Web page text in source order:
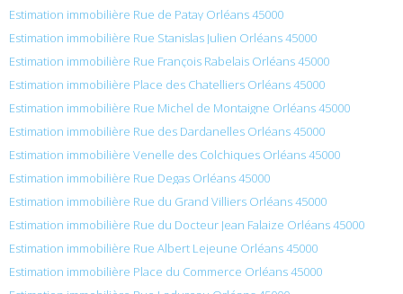
Estimation immobilière Rue de Patay Orléans 45000
Estimation immobilière Rue Stanislas Julien Orléans 45000
Estimation immobilière Rue François Rabelais Orléans 45000
Estimation immobilière Place des Chatelliers Orléans 45000
Estimation immobilière Rue Michel de Montaigne Orléans 45000
Estimation immobilière Rue des Dardanelles Orléans 45000
Estimation immobilière Venelle des Colchiques Orléans 45000
Estimation immobilière Rue Degas Orléans 45000
Estimation immobilière Rue du Grand Villiers Orléans 45000
Estimation immobilière Rue du Docteur Jean Falaize Orléans 45000
Estimation immobilière Rue Albert Lejeune Orléans 45000
Estimation immobilière Place du Commerce Orléans 45000